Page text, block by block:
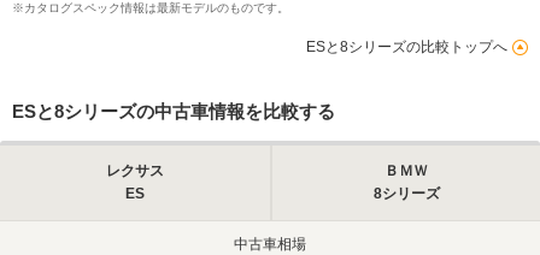
※カタログスペック情報は最新モデルのものです。
ESと8シリーズの比較トップへ
ESと8シリーズの中古車情報を比較する
レクサス
ES
ＢＭＷ
8シリーズ
中古車相場